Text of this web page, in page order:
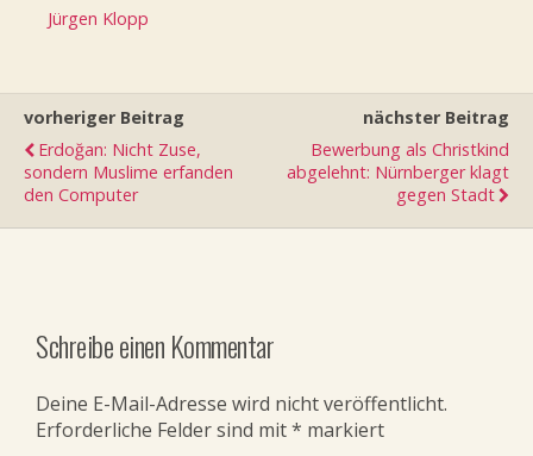
Jürgen Klopp
vorheriger Beitrag
Erdoğan: Nicht Zuse,
sondern Muslime erfanden
den Computer
nächster Beitrag
Bewerbung als Christkind
abgelehnt: Nürnberger klagt
gegen Stadt
Schreibe einen Kommentar
Deine E-Mail-Adresse wird nicht veröffentlicht.
Erforderliche Felder sind mit* markiert